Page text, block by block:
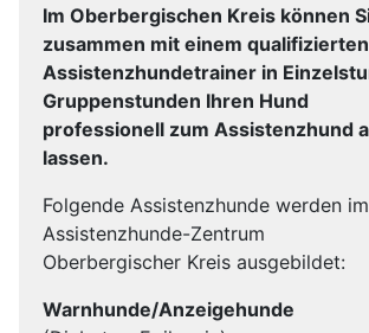
Im Oberbergischen Kreis können
zusammen mit einem qualifizierten
Assistenzhundetrainer in
Gruppenstunden Ihren Hund
professionell zum Assistenzhund
lassen.
Folgende Assistenzhunde werden
Assistenzhunde-Zentrum
Oberbergischer Kreis ausgebildet:
Warnhunde/Anzeigehunde